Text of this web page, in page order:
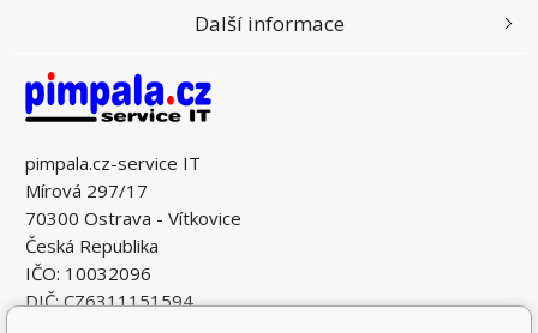
pimpala.cz-service IT
Mírová 297/17
70300 Ostrava - Vítkovice
Česká Republika
IČO: 10032096
DIČ: CZ6311151594
Další informace